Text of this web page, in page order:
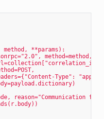
method,
**params):
method=method,
Type":
reason="Communication